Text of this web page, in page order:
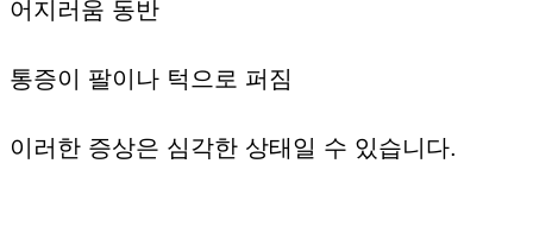
어지러움 동반
통증이 팔이나 턱으로 퍼짐
이러한 증상은 심각한 상태일 수 있습니다.